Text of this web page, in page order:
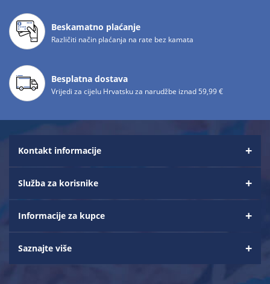
Beskamatno plaćanje
Različiti način plaćanja na rate bez kamata
Besplatna dostava
Vrijedi za cijelu Hrvatsku za narudžbe iznad 59,99 €
Kontakt informacije
Služba za korisnike
Informacije za kupce
Saznajte više